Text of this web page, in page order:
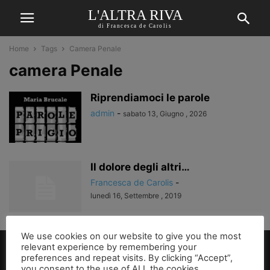
L'ALTRA RIVA
di Francesca de Carolis
Home Tags Camera Penale
camera Penale
Riprendiamoci le parole
admin - sabato 13, Giugno , 2026
Il dolore degli altri…
Francesca de Carolis -
lunedì 16, Settembre , 2019
We use cookies on our website to give you the most
relevant experience by remembering your
preferences and repeat visits. By clicking “Accept”,